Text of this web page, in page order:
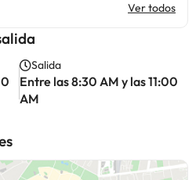
Ver todos
Salida
Entre las 8:30 AM y las 11:00
AM